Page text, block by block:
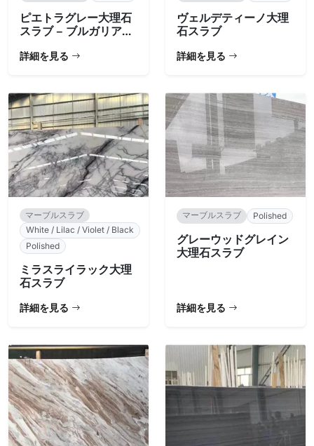
ピエトラグレー大理石
スラブ – ブルガリア産
詳細を見る
ヴェルデティーノ大理
石スラブ
詳細を見る
マーブルスラブ
White / Lilac / Violet / Black
Polished
ミラスライラック大理
石スラブ
詳細を見る
マーブルスラブ Polished
グレーウッドグレイン
大理石スラブ
詳細を見る